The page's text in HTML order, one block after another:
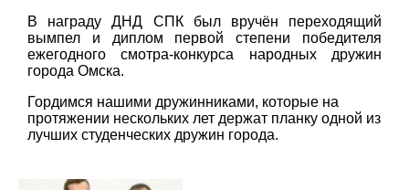
В награду ДНД СПК был вручён переходящий
вымпел и диплом первой степени победителя
ежегодного смотра-конкурса народных дружин
города Омска.
Гордимся нашими дружинниками, которые на
протяжении нескольких лет держат планку одной из
лучших студенческих дружин города.